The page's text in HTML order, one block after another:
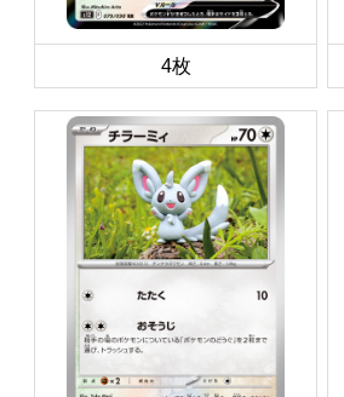
4枚